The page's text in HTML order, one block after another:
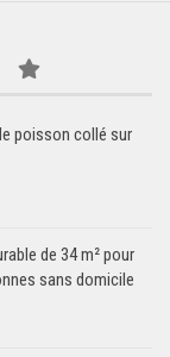
poisson collé sur
de 34 m² pour
sans domicile